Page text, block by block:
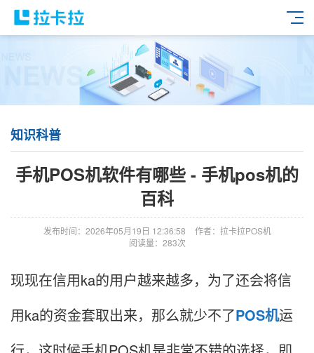
知识科普
手机POS机软件有哪些 - 手机pos机的
百科
发布时间：2026年05月19日 12:36:58
作者：拉卡拉POS机
阅读量：283次
现现在信用ka的用户越来越多，为了还会将信
用ka的资金套取出来，那么就少不了POS机运